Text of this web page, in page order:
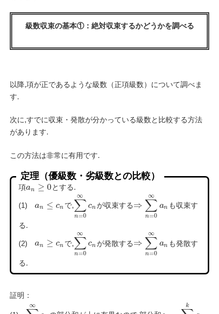
級数収束の基本①：絶対収束するかどうかを調べる
以降,項が正であるような級数（正項級数）について調べま
す.
次に,すでに収束・発散が分かっている級数と比較する方法
があります.
この方法は非常に有用です.
定理（優級数・劣級数との比較）
項an ≥ 0とする.
(1) an ≤ cn で,∑
n=0
∞
cn が収束する⇒ ∑
n=0
∞
an も収束す
る.
(2) an ≥ cn で, ∑
n=0
∞
cn が発散する⇒ ∑
n=0
∞
an も発散す
る.
証明：
∞ k